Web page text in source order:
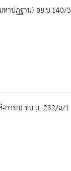
าปฎฐาน) อย.บ.140/3
การก) ชบ.บ. 232/ฉ/1